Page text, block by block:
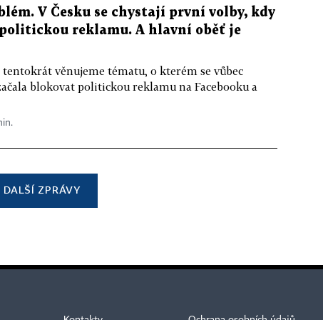
V Česku se chystají první volby, kdy
reklamu. A hlavní oběť je
tentokrát věnujeme tématu, o kterém se vůbec
blokovat politickou reklamu na Facebooku a
DALŠÍ ZPRÁVY